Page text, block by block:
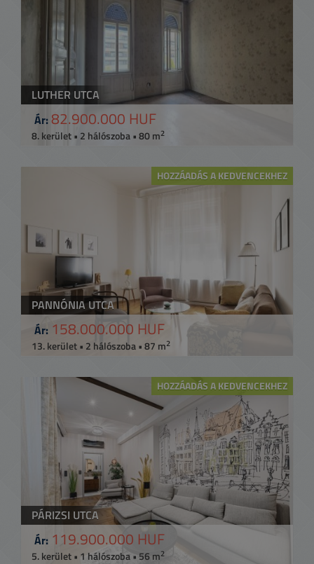
LUTHER UTCA
Ár: 82.900.000 HUF
8. kerület • 2 hálószoba • 80 m2
HOZZÁADÁS A KEDVENCEKHEZ
PANNÓNIA UTCA
Ár: 158.000.000 HUF
13. kerület • 2 hálószoba • 87 m2
HOZZÁADÁS A KEDVENCEKHEZ
PÁRIZSI UTCA
Ár: 119.900.000 HUF
5. kerület • 1 hálószoba • 56 m2